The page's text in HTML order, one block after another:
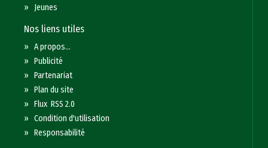
» Jeunes
Nos liens utiles
»A propos...
»Publicité
»Partenariat
»Plan du site
»Flux RSS 2.0
»Condition d'utilisation
»Responsabilité